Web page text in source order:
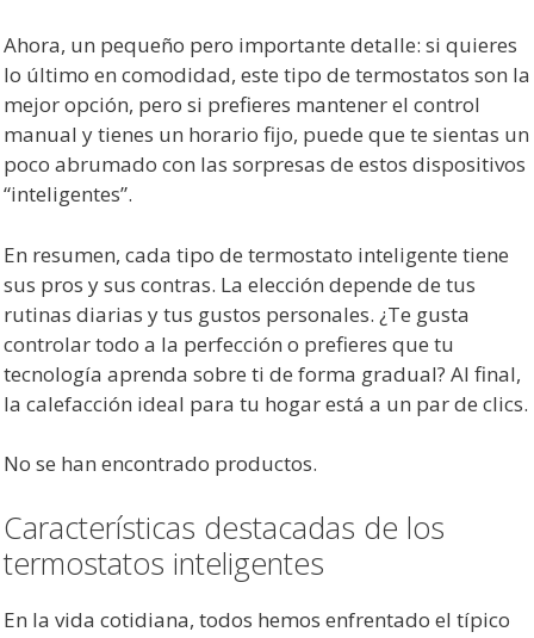
Ahora, un pequeño pero importante detalle: si quieres
lo último en comodidad, este tipo de termostatos son la
mejor opción, pero si prefieres mantener el control
manual y tienes un horario fijo, puede que te sientas un
poco abrumado con las sorpresas de estos dispositivos
“inteligentes”.
En resumen, cada tipo de termostato inteligente tiene
sus pros y sus contras. La elección depende de tus
rutinas diarias y tus gustos personales. ¿Te gusta
controlar todo a la perfección o prefieres que tu
tecnología aprenda sobre ti de forma gradual? Al final,
la calefacción ideal para tu hogar está a un par de clics.
No se han encontrado productos.
Características destacadas de los
termostatos inteligentes
En la vida cotidiana, todos hemos enfrentado el típico